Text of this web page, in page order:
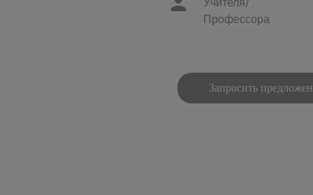
Учителя/
Профессора
Запросить